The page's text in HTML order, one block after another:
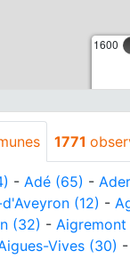
1600
1771
- Adé (65) -
(12) -
(32) - Aigremont
Vives (30) -